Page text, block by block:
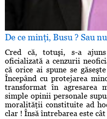
De ce minţi, Busu ? Sau
Cred că, totuşi, s-a
oficializată a cenzurii
că orice ai spune se
Începând cu protejarea
transformat în agresarea
simple opinii personale
moralităţii constituite ad
clar ! Însă întrebarea este cât